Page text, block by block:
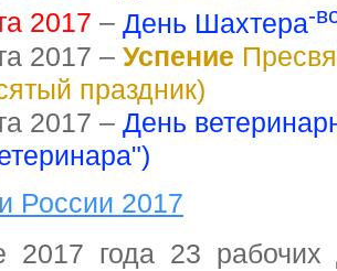
2017 – День Шахтера-
2017 – Успение
праздник)
2017 – День
России 2017
2017 года 23